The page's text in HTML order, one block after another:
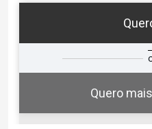
Quero
Qual o